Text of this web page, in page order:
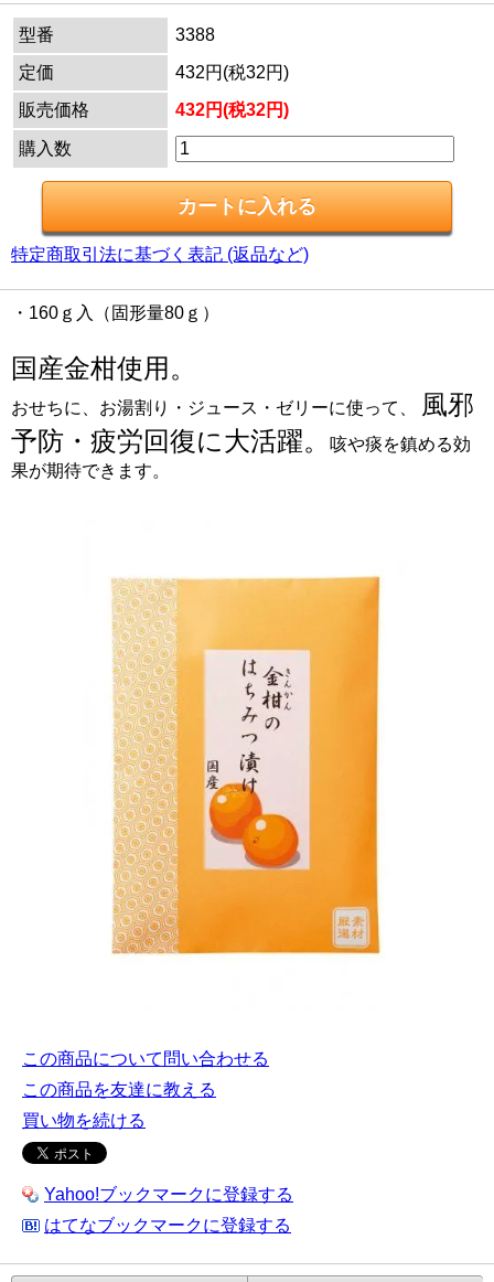
型番
3388
定価
432円(税32円)
販売価格
432円(税32円)
購入数
特定商取引法に基づく表記 (返品など)
・160ｇ入（固形量80ｇ）
国産金柑使用。
おせちに、お湯割り・ジュース・ゼリーに使って、
風邪
予防・疲労回復に大活躍。
咳や痰を鎮める効
果が期待できます。
この商品について問い合わせる
この商品を友達に教える
買い物を続ける
Yahoo!ブックマークに登録する
はてなブックマークに登録する